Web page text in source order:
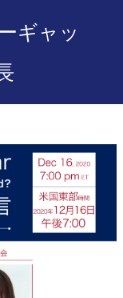
ギャッ